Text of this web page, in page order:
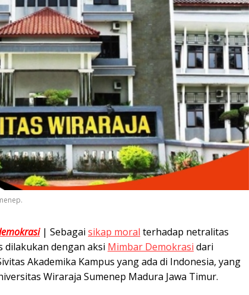
| Sebagai sikap moral terhadap netralitas
dilakukan dengan aksi Mimbar Demokrasi dari
Akademika Kampus yang ada di Indonesia, yang
Wiraraja Sumenep Madura Jawa Timur.